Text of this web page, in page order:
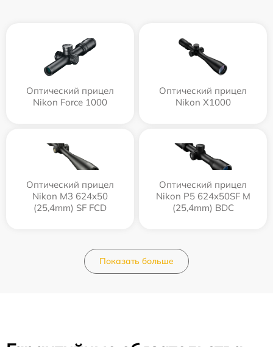
Оптический прицел
Nikon Force 1000
Оптический прицел
Nikon X1000
Оптический прицел
Nikon M3 624x50
(25,4mm) SF FCD
Оптический прицел
Nikon P5 624x50SF M
(25,4mm) BDC
Показать больше